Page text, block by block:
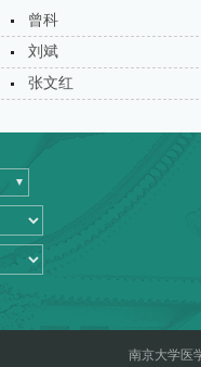
曾科
刘斌
张文红
南京大学医